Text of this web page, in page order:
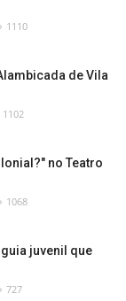
1110
de Vila
1102
no Teatro
1068
juvenil que
727